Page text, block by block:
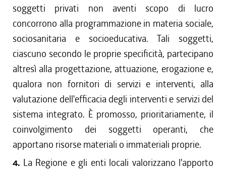
soggetti privati non aventi scopo di lucro
concorrono alla programmazione in materia sociale,
sociosanitaria e socioeducativa. Tali soggetti,
ciascuno secondo le proprie specificità, partecipano
altresì alla progettazione, attuazione, erogazione e,
qualora non fornitori di servizi e interventi, alla
valutazione dell'efficacia degli interventi e servizi del
sistema integrato. È promosso, prioritariamente, il
coinvolgimento dei soggetti operanti, che
apportano risorse materiali o immateriali proprie.
4. La Regione e gli enti locali valorizzano l'apporto